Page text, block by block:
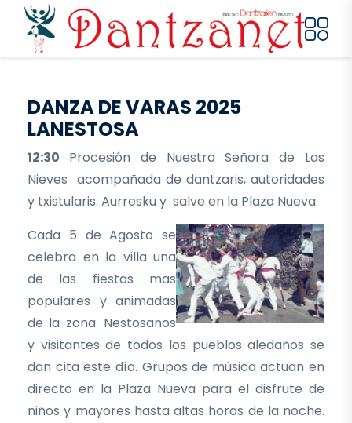
Pasar al contenido principal
DANZA DE VARAS 2025
LANESTOSA
12:30 Procesión de Nuestra Señora de Las
Nieves acompañada de dantzaris, autoridades
y txistularis. Aurresku y salve en la Plaza Nueva.
Cada 5 de Agosto se
celebra en la villa una
de las fiestas mas
populares y animadas
de la zona. Nestosanos
y visitantes de todos los pueblos aledaños se
dan cita este día. Grupos de música actuan en
directo en la Plaza Nueva para el disfrute de
niños y mayores hasta altas horas de la noche.